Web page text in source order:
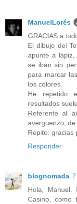
ManuelLorés
GRACIAS a
El dibujo del
apunte a lápiz,
se iban sin
para marcar
los colores.
He repetido
resultados
Referente al
averguenzo, de
Repito: gracias
Responder
blognomada
Hola, Manuel.
Casino, como